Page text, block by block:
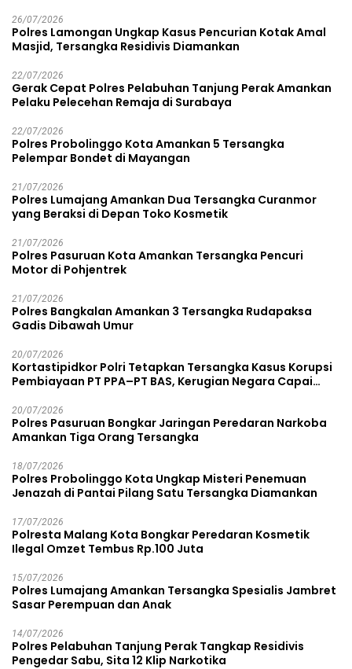
26/07/2026
Polres Lamongan Ungkap Kasus Pencurian Kotak Amal
Masjid, Tersangka Residivis Diamankan
22/07/2026
Gerak Cepat Polres Pelabuhan Tanjung Perak Amankan
Pelaku Pelecehan Remaja di Surabaya
22/07/2026
Polres Probolinggo Kota Amankan 5 Tersangka
Pelempar Bondet di Mayangan
21/07/2026
Polres Lumajang Amankan Dua Tersangka Curanmor
yang Beraksi di Depan Toko Kosmetik
21/07/2026
Polres Pasuruan Kota Amankan Tersangka Pencuri
Motor di Pohjentrek
21/07/2026
Polres Bangkalan Amankan 3 Tersangka Rudapaksa
Gadis Dibawah Umur
20/07/2026
Kortastipidkor Polri Tetapkan Tersangka Kasus Korupsi
Pembiayaan PT PPA–PT BAS, Kerugian Negara Capai
20/07/2026
Polres Pasuruan Bongkar Jaringan Peredaran Narkoba
Amankan Tiga Orang Tersangka
18/07/2026
Polres Probolinggo Kota Ungkap Misteri Penemuan
Jenazah di Pantai Pilang Satu Tersangka Diamankan
17/07/2026
Polresta Malang Kota Bongkar Peredaran Kosmetik
Ilegal Omzet Tembus Rp.100 Juta
15/07/2026
Polres Lumajang Amankan Tersangka Spesialis Jambret
Sasar Perempuan dan Anak
14/07/2026
Polres Pelabuhan Tanjung Perak Tangkap Residivis
Pengedar Sabu, Sita 12 Klip Narkotika